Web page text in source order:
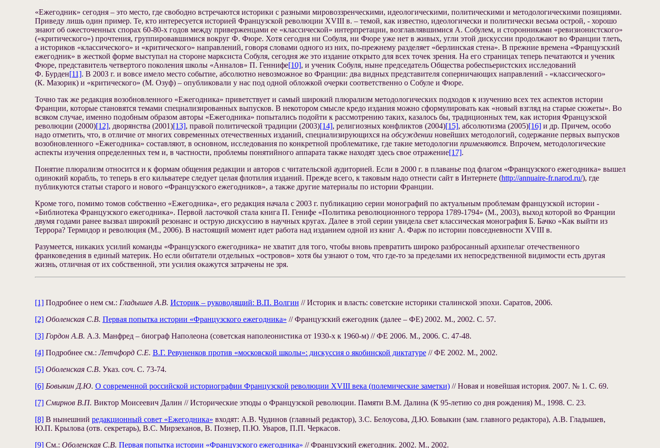
«Ежегодник» сегодня – это место, где свободно встречаются историки с разными мировоззренческими, идеологическими, политическими и методологическими позициями.
Приведу лишь один пример. Те, кто интересуется историей Французской революции XVIII в. – темой, как известно, идеологически и политически весьма острой, ‑ хорошо
знают об ожесточенных спорах 60-80-х годов между приверженцами ее «классической» интерпретации, возглавлявшимися А. Собулем, и сторонниками «ревизионистского»
(«критического») прочтения, группировавшимися вокруг Ф. Фюре. Хотя сегодня ни Собуля, ни Фюре уже нет в живых, угли этой дискуссии продолжают во Франции тлеть,
а историков «классического» и «критического» направлений, говоря словами одного из них, по-прежнему разделяет «берлинская стена». В прежние времена «Французский
ежегодник» в жесткой форме выступал на стороне марксиста Собуля, сегодня же это издание открыто для всех точек зрения. На его страницах теперь печатаются и ученик
Фюре, представитель четвертого поколения школы «Анналов» П. Геннифе[10], и ученик Собуля, ныне председатель Общества робеспьеристских исследований
Ф. Бурден[11]. В 2003 г. и вовсе имело место событие, абсолютно невозможное во Франции: два видных представителя соперничающих направлений ‑ «классического»
(К. Мазорик) и «критического» (М. Озуф) – опубликовали у нас под одной обложкой очерки соответственно о Собуле и Фюре.
Точно так же редакция возобновленного «Ежегодника» приветствует и самый широкий плюрализм методологических подходов к изучению всех тех аспектов истории
Франции, которые становятся темами специализированных выпусков. В некотором смысле кредо издания можно сформулировать как «новый взгляд на старые сюжеты». Во
всяком случае, именно подобным образом авторы «Ежегодника» попытались подойти к рассмотрению таких, казалось бы, традиционных тем, как история Французской
революции (2000)[12], дворянства (2001)[13], правой политической традиции (2003)[14], религиозных конфликтов (2004)[15], абсолютизма (2005)[16]и др. Причем, особо
надо отметить, что, в отличие от многих современных отечественных изданий, специализирующихся на обсужденииновейших методологий, содержание первых выпусков
возобновленного «Ежегодника» составляют, в основном, исследования по конкретной проблематике, где такие методологии применяются. Впрочем, методологические
аспекты изучения определенных тем и, в частности, проблемы понятийного аппарата также находят здесь свое отражение[17].
Понятие плюрализм относится и к формам общения редакции и авторов с читательской аудиторией. Если в 2000 г. в плаванье под флагом «Французского ежегодника» вышел
одинокий корабль, то теперь в его кильватере следует целая флотилия изданий. Прежде всего, к таковым надо отнести сайт в Интернете (http://annuaire-fr.narod.ru/), где
публикуются статьи старого и нового «Французского ежегодников», а также другие материалы по истории Франции.
Кроме того, помимо томов собственно «Ежегодника», его редакция начала с 2003 г. публикацию серии монографий по актуальным проблемам французской истории ‑
«Библиотека Французского ежегодника». Первой ласточкой стала книга П. Генифе «Политика революционного террора 1789-1794» (М., 2003), выход которой во Франции
двумя годами ранее вызвал широкий резонанс и острую дискуссию в научных кругах. Далее в этой серии увидела свет классическая монография Б. Бачко «Как выйти из
Террора? Термидор и революция (М., 2006). В настоящий момент идет работа над изданием одной из книг А. Фарж по истории повседневности XVIII в.
Разумеется, никаких усилий команды «Французского ежегодника» не хватит для того, чтобы вновь превратить широко разбросанный архипелаг отечественного
франковедения в единый материк. Но если обитатели отдельных «островов» хотя бы узнают о том, что где-то за пределами их непосредственной видимости есть другая
жизнь, отличная от их собственной, эти усилия окажутся затрачены не зря.
[1]Подробнее о нем см.: Гладышев А.В. Историк – руководящий: В.П. Волгин // Историк и власть: советские историки сталинской эпохи. Саратов, 2006.
[2] Оболенская С.В. Первая попытка истории «Французского ежегодника» // Французский ежегодник (далее – ФЕ) 2002. М., 2002. С. 57.
[3] ГордонА.В. А.З. Манфред – биограф Наполеона (советская наполеонистика от 1930-х к 1960-м) // ФЕ 2006. М., 2006. С. 47-48.
[4]Подробнее см.:Летчфорд С.Е. В.Г. Ревуненков против «московской школы»: дискуссия о якобинской диктатуре// ФЕ 2002. М., 2002.
[5] Оболенская С.В. Указ. соч. С. 73-74.
[6] Бовыкин Д.Ю. О современной российской историографии Французской революции XVIII века (полемические заметки)// Новая и новейшая история. 2007. № 1. С. 69.
[7] Смирнов В.П. Виктор Моисеевич Далин // Исторические этюды о Французской революции. Памяти В.М. Далина (К 95-летию со дня рождения) М., 1998. С. 23.
[8]В нынешний редакционный совет «Ежегодника» входят: А.В. Чудинов (главный редактор), З.С. Белоусова, Д.Ю. Бовыкин (зам. главного редактора), А.В. Гладышев,
Ю.П. Крылова (отв. секретарь), В.С. Мирзеханов, В. Познер, П.Ю. Уваров, П.П. Черкасов.
[9]См.: Оболенская С.В. Первая попытка истории «Французского ежегодника» // Французский ежегодник. 2002. М., 2002.